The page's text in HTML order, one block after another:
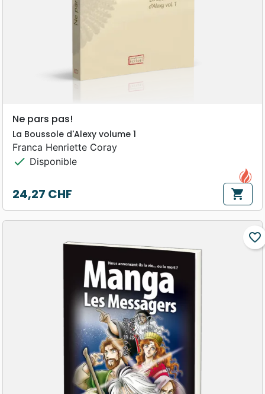
Ne pars pas!
La Boussole d'Alexy volume 1
Franca Henriette Coray
check Disponible
Prix
24,27 CHF shopping_cart
favorite_border